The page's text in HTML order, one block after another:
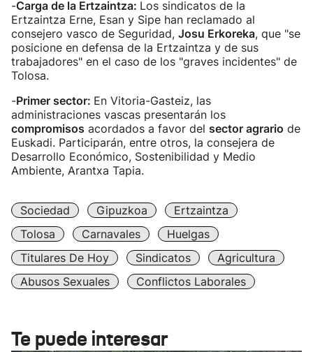
-Carga de la Ertzaintza: Los sindicatos de la
Ertzaintza Erne, Esan y Sipe han reclamado al
consejero vasco de Seguridad, Josu Erkoreka, que "se
posicione en defensa de la Ertzaintza y de sus
trabajadores" en el caso de los "graves incidentes" de
Tolosa.
-Primer sector: En Vitoria-Gasteiz, las
administraciones vascas presentarán los
compromisos acordados a favor del sector agrario de
Euskadi. Participarán, entre otros, la consejera de
Desarrollo Económico, Sostenibilidad y Medio
Ambiente, Arantxa Tapia.
Sociedad Gipuzkoa
Ertzaintza
Tolosa
Carnavales
Huelgas
Titulares De Hoy
Sindicatos
Agricultura
Abusos Sexuales
Conflictos Laborales
Te puede interesar